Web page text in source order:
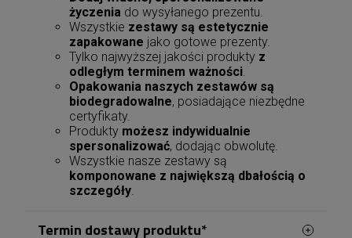
życzenia do wysyłanego prezentu.
Wszystkie zestawy są estetycznie
zapakowane jako gotowe prezenty.
Tylko najwyższej jakości produkty z
odległym terminem ważności.
Opakowania naszych zestawów są
biodegradowalne, posiadające niezbędne
certyfikaty.
Produkty możesz indywidualnie
spersonalizować, dodając obwolutę.
Wszystkie nasze zestawy są
komponowane z największą dbałością o
szczegóły.
Termin dostawy produktu*